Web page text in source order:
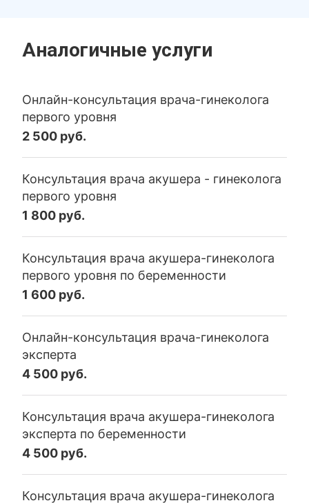
Аналогичные услуги
Онлайн-консультация врача-гинеколога
первого уровня
2 500 руб.
Консультация врача акушера - гинеколога
первого уровня
1 800 руб.
Консультация врача акушера-гинеколога
первого уровня по беременности
1 600 руб.
Онлайн-консультация врача-гинеколога
эксперта
4 500 руб.
Консультация врача акушера-гинеколога
эксперта по беременности
4 500 руб.
Консультация врача акушера-гинеколога